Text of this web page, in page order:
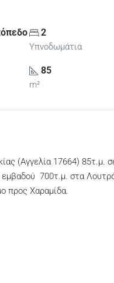
2
Υπνοδωμάτια
85
m²
(Αγγελία 17664) 85τ.μ.
εμβαδού 700τ.μ. στα
προς Χαραμίδα.